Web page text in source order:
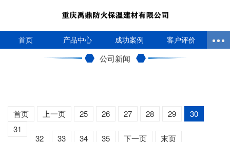
首页 产品中心 成功案例 客户评价
公司新闻
首页 上一页 25 26 27 28 29
30
31
32
33 34 35 下一页 末页